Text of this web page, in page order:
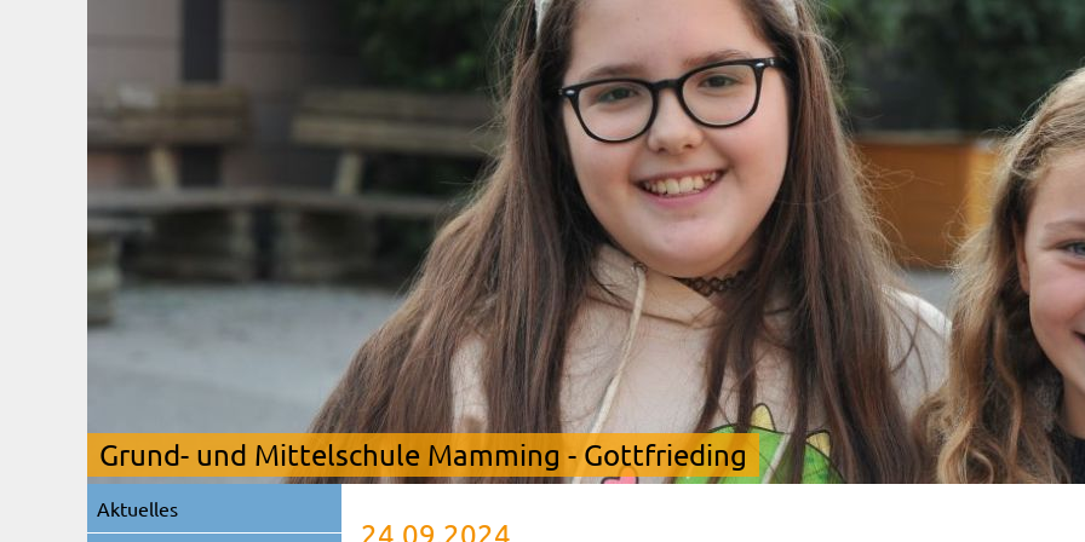
Grund- und Mittelschule Mamming - Gottfrieding
24.09.2024
Navigation
überspringen
Aktuelles